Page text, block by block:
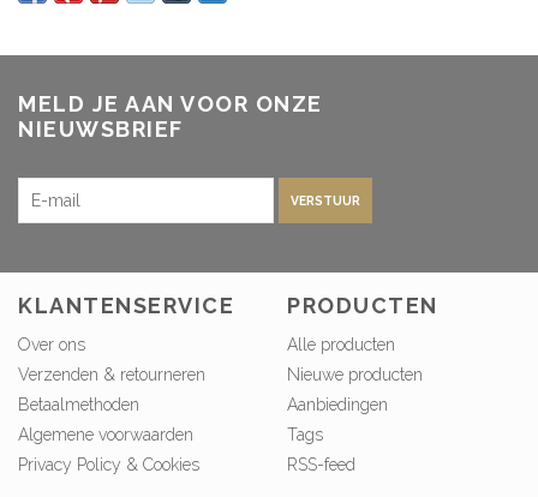
MELD JE AAN VOOR ONZE
NIEUWSBRIEF
VERSTUUR
KLANTENSERVICE
Over ons
Verzenden & retourneren
Betaalmethoden
Algemene voorwaarden
Privacy Policy & Cookies
PRODUCTEN
Alle producten
Nieuwe producten
Aanbiedingen
Tags
RSS-feed